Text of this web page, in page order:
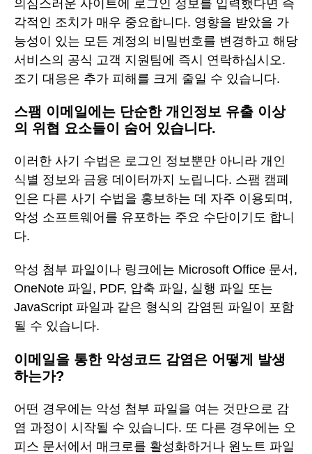
의심스러운 사이트에 로그인 정보를 입력했다면 즉
각적인 조치가 매우 중요합니다. 영향을 받았을 가
능성이 있는 모든 계정의 비밀번호를 변경하고 해당
서비스의 공식 고객 지원팀에 즉시 연락하십시오.
조기 대응은 추가 피해를 크게 줄일 수 있습니다.
스팸 이메일에는 단순한 개인정보 유출 이상
의 위협 요소들이 숨어 있습니다.
이러한 사기 수법은 로그인 정보뿐만 아니라 개인
식별 정보와 금융 데이터까지 노립니다. 스팸 캠페
인은 다른 사기 수법을 홍보하는 데 자주 이용되며,
악성 소프트웨어를 유포하는 주요 수단이기도 합니
다.
악성 첨부 파일이나 링크에는 Microsoft Office 문서,
OneNote 파일, PDF, 압축 파일, 실행 파일 또는
JavaScript 파일과 같은 형식의 감염된 파일이 포함
될 수 있습니다.
이메일을 통한 악성코드 감염은 어떻게 발생
하는가?
어떤 경우에는 악성 첨부 파일을 여는 것만으로 감
염 과정이 시작될 수 있습니다. 또 다른 경우에는 오
피스 문서에서 매크로를 활성화하거나 원노트 파일